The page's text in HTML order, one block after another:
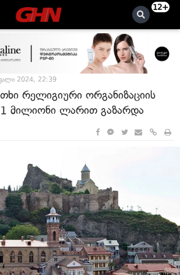
12+
2024, 22:39
რელიგიური ორგანიზაციის
1 მილიონი ლარით გაზარდა